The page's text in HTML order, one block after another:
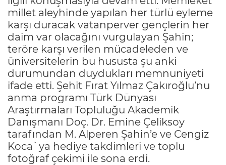
millet aleyhinde yapılan her türlü eyleme
karşı duracak vatanperver gençlerin her
daim var olacağını vurgulayan Şahin;
teröre karşı verilen mücadeleden ve
üniversitelerin bu hususta şu anki
durumundan duydukları memnuniyeti
ifade etti. Şehit Fırat Yılmaz Çakıroğlu’nu
anma programı Türk Dünyası
Araştırmaları Topluluğu Akademik
Danışmanı Doç. Dr. Emine Çeliksoy
tarafından M. Alperen Şahin’e ve Cengiz
Koca`ya hediye takdimleri ve toplu
fotoğraf çekimi ile sona erdi.